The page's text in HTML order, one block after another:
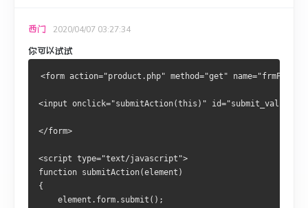
西门 2020/04/07 03:27:34
你可以试试
<form action="product.php" method="get"
<input onclick="submitAction(this)" id="submit_value"
</form>
<script type="text/javascript">
function submitAction(element)
{
    element.form.submit();